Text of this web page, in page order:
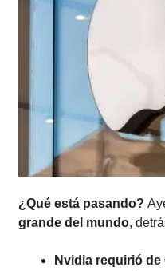
¿Qué está pasando?
grande del mundo,
Nvidia requirió de